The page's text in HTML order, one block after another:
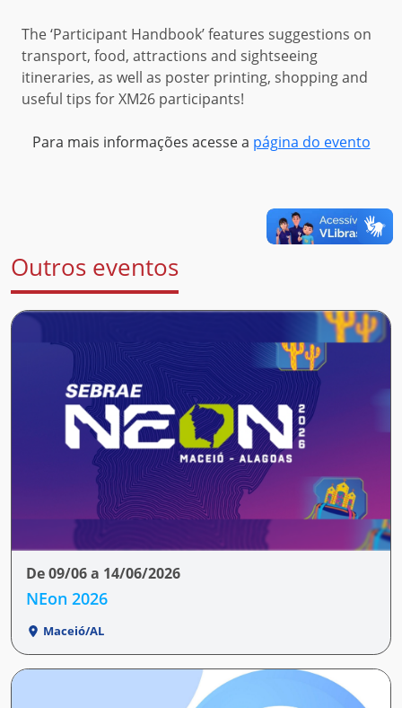
The ‘Participant Handbook’ features suggestions on
transport, food, attractions and sightseeing
itineraries, as well as poster printing, shopping and
useful tips for XM26 participants!
Para mais informações acesse a página do evento
Outros eventos
De 09/06 a 14/06/2026
NEon 2026
Maceió/AL